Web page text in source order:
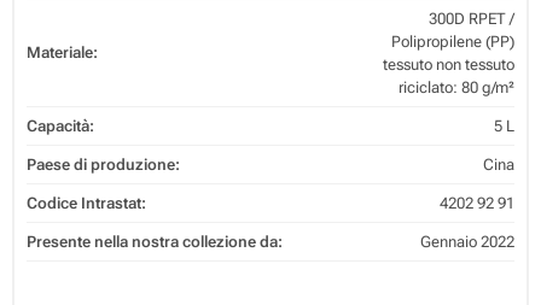
Materiale:
300D RPET /
Polipropilene (PP)
tessuto non tessuto
riciclato: 80 g/m²
Capacità: 5 L
Paese di produzione: Cina
Codice Intrastat: 4202 92 91
Presente nella nostra collezione da: Gennaio 2022